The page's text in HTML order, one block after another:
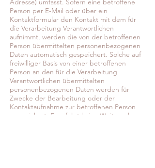
Adresse) umfasst. Sofern eine betroffene
Person per E-Mail oder über ein
Kontaktformular den Kontakt mit dem für
die Verarbeitung Verantwortlichen
aufnimmt, werden die von der betroffenen
Person übermittelten personenbezogenen
Daten automatisch gespeichert. Solche auf
freiwilliger Basis von einer betroffenen
Person an den für die Verarbeitung
Verantwortlichen übermittelten
personenbezogenen Daten werden für
Zwecke der Bearbeitung oder der
Kontaktaufnahme zur betroffenen Person
gespeichert. Es erfolgt keine Weitergabe